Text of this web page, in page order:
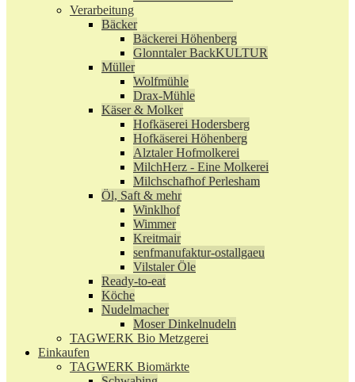
Verarbeitung
Bäcker
Bäckerei Höhenberg
Glonntaler BackKULTUR
Müller
Wolfmühle
Drax-Mühle
Käser & Molker
Hofkäserei Hodersberg
Hofkäserei Höhenberg
Alztaler Hofmolkerei
MilchHerz - Eine Molkerei
Milchschafhof Perlesham
Öl, Saft & mehr
Winklhof
Wimmer
Kreitmair
senfmanufaktur-ostallgaeu
Vilstaler Öle
Ready-to-eat
Köche
Nudelmacher
Moser Dinkelnudeln
TAGWERK Bio Metzgerei
Einkaufen
TAGWERK Biomärkte